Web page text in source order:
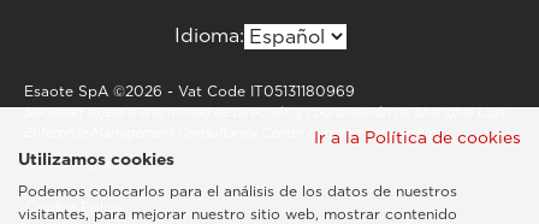
Idioma:
Esaote SpA ©2026 - Vat Code IT05131180969
Sociedad sujeta a la actividad de dirección y coordinación de Shanghai Luzi
Enterprise Management Consultancy Center (Limited Partnership)
Notas legales
Cookie Policy
Ir a la Política de cookies
Utilizamos cookies
Podemos colocarlos para el análisis de los datos de nuestros
visitantes, para mejorar nuestro sitio web, mostrar contenido